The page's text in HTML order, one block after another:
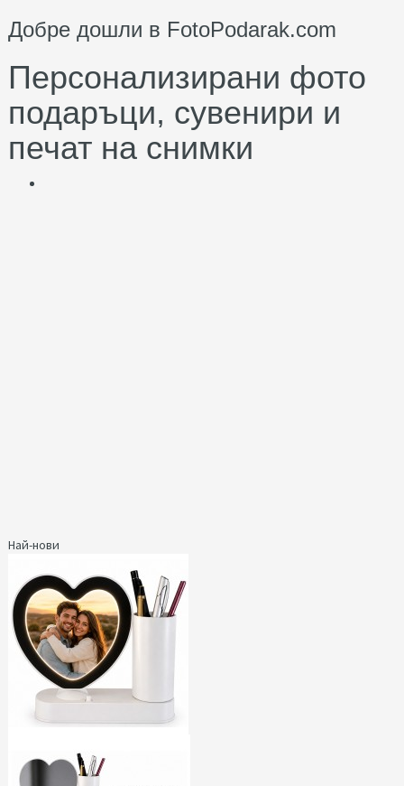
Добре дошли в FotoPodarak.com
Персонализирани фото
подаръци, сувенири и
печат на снимки
Най-нови